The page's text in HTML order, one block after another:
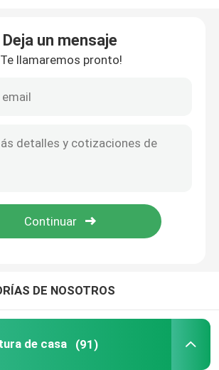
Deja un mensaje
llamaremos pronto!
DE NOSOTROS
de casa (91)